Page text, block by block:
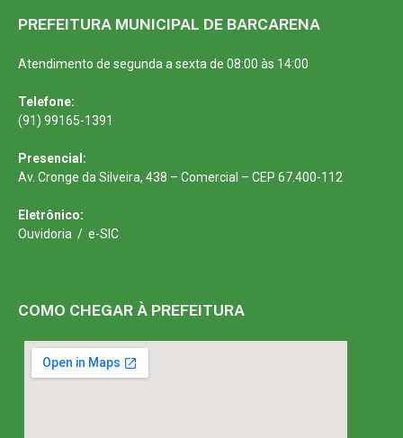
PREFEITURA MUNICIPAL DE BARCARENA
Atendimento de segunda a sexta de 08:00 às 14:00
Telefone:
(91) 99165-1391
Presencial:
Av. Cronge da Silveira, 438 – Comercial – CEP 67.400-112
Eletrônico:
Ouvidoria / e-SIC
COMO CHEGAR À PREFEITURA